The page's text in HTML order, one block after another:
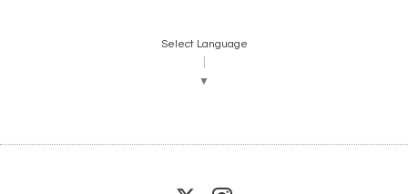
Select Language
▼